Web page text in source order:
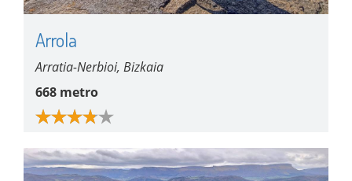
Arrola
Arratia-Nerbioi, Bizkaia
668 metro